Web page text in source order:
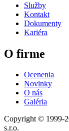
Služby
Kontakt
Dokumenty
Kariéra
O firme
Ocenenia
Novinky
O nás
Galéria
Copyright © 1999-
s.r.o.